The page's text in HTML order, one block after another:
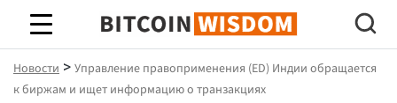
Биткойн Мудрость
Новости > Управление правоприменения (ED) Индии обращается
к биржам и ищет информацию о транзакциях